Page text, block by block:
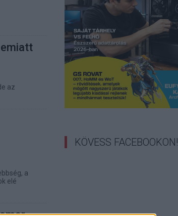
az
a
elé
KÖVESS FACEBOOKON!